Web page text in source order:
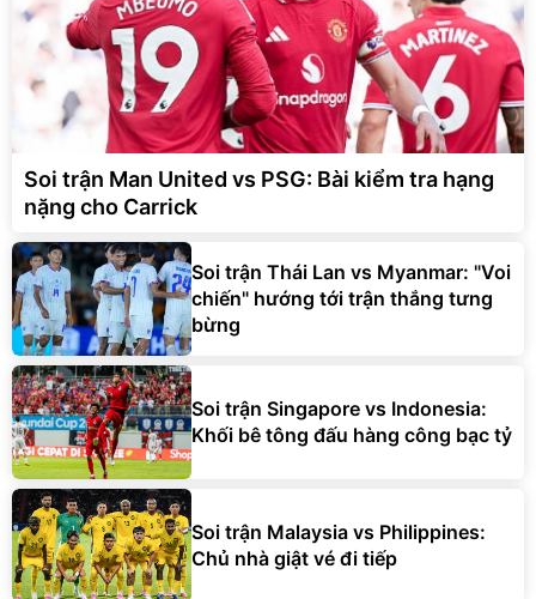
Soi trận Man United vs PSG: Bài kiểm tra hạng
nặng cho Carrick
Soi trận Thái Lan vs Myanmar: "Voi
chiến" hướng tới trận thắng tưng
bừng
Soi trận Singapore vs Indonesia:
Khối bê tông đấu hàng công bạc tỷ
Soi trận Malaysia vs Philippines:
Chủ nhà giật vé đi tiếp